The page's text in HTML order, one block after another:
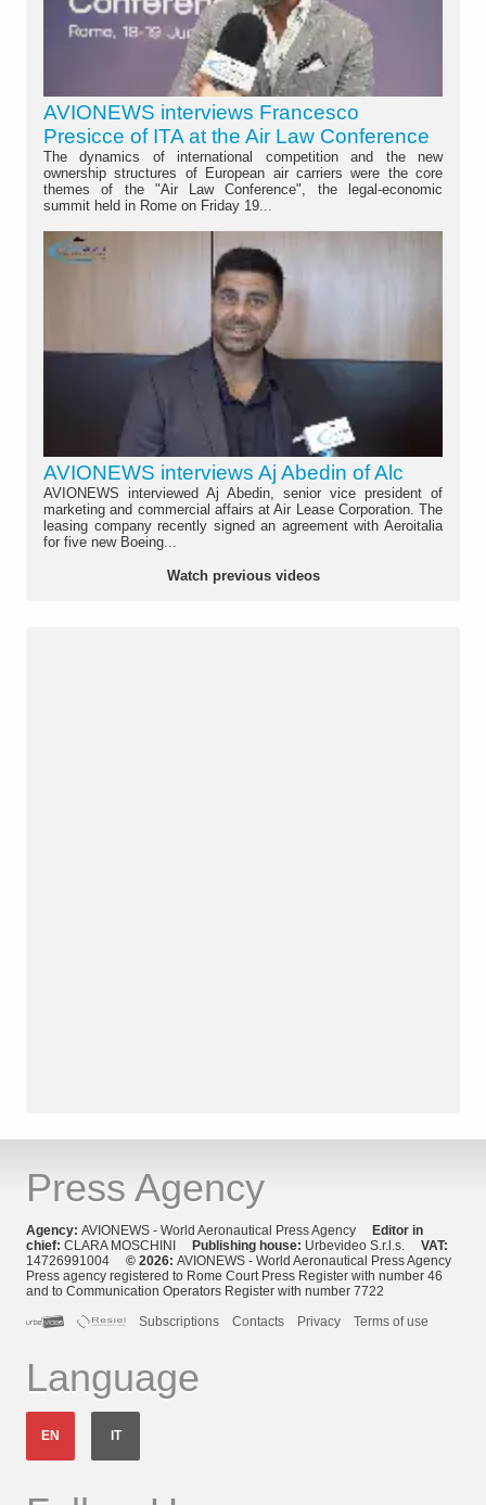
AVIONEWS interviews Francesco
Presicce of ITA at the Air Law Conference
The dynamics of international competition and the new
ownership structures of European air carriers were the core
themes of the "Air Law Conference", the legal-economic
summit held in Rome on Friday 19...
AVIONEWS interviews Aj Abedin of Alc
AVIONEWS interviewed Aj Abedin, senior vice president of
marketing and commercial affairs at Air Lease Corporation. The
leasing company recently signed an agreement with Aeroitalia
for five new Boeing...
Watch previous videos
Press Agency
Agency: AVIONEWS - World Aeronautical Press Agency Editor in
chief: CLARA MOSCHINI Publishing house: Urbevideo S.r.l.s. VAT:
14726991004 © 2026: AVIONEWS - World Aeronautical Press Agency
Press agency registered to Rome Court Press Register with number 46
and to Communication Operators Register with number 7722
Subscriptions
Contacts Privacy Terms of use
Language
EN IT